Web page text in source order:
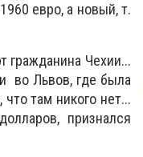
евро, а новый, т.
гражданина Чехии...
во Львов, где была
там никого нет...
признался